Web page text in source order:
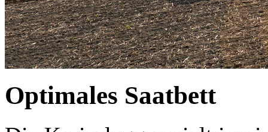
Optimales Saatbett